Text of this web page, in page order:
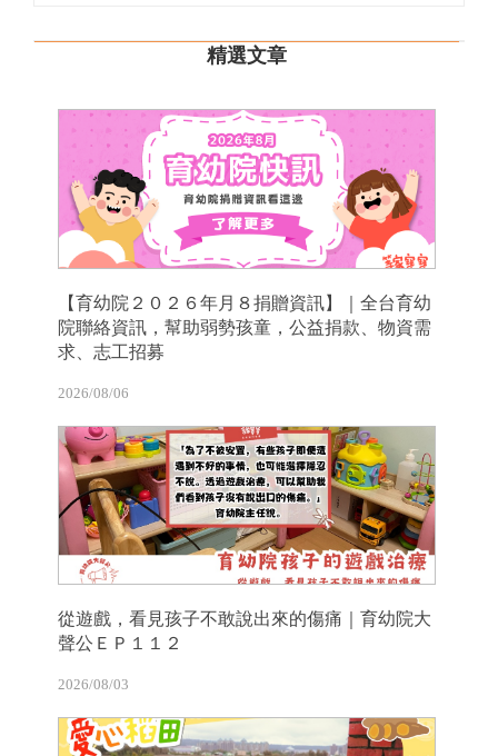
精選文章
【育幼院２０２６年月８捐贈資訊】｜全台育幼
院聯絡資訊，幫助弱勢孩童，公益捐款、物資需
求、志工招募
2026/08/06
從遊戲，看見孩子不敢說出來的傷痛｜育幼院大
聲公ＥＰ１１２
2026/08/03